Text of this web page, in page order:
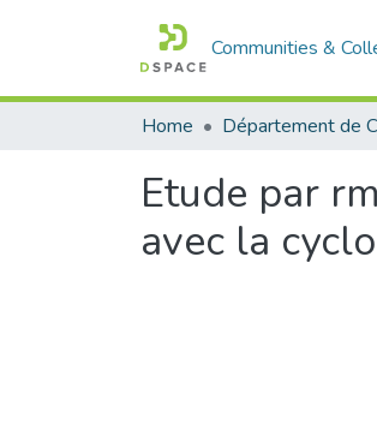
Communities &
Home Département de
Etude par
avec la